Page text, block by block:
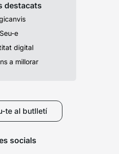
destacats
Seu-e
digital
a millorar
te al butlletí
socials